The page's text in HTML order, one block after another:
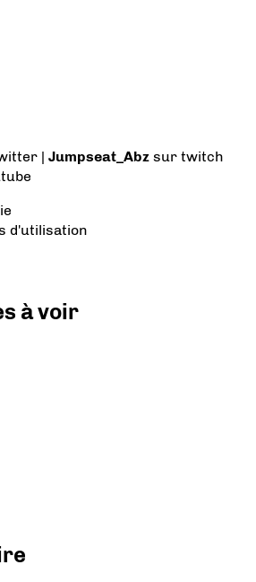
|Jumpseat_Abz sur twitch
d'utilisation
à voir